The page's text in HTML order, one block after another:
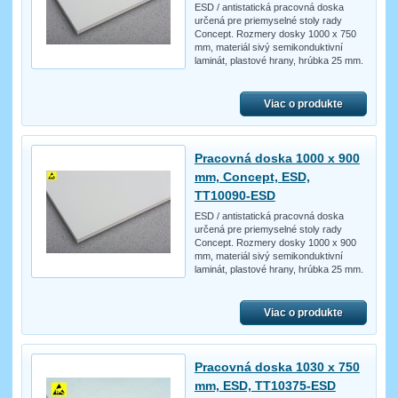
ESD / antistatická pracovná doska
určená pre priemyselné stoly rady
Concept. Rozmery dosky 1000 x 750
mm, materiál sivý semikonduktivní
laminát, plastové hrany, hrúbka 25 mm.
Viac o produkte
Pracovná doska 1000 x 900
mm, Concept, ESD,
TT10090-ESD
ESD / antistatická pracovná doska
určená pre priemyselné stoly rady
Concept. Rozmery dosky 1000 x 900
mm, materiál sivý semikonduktivní
laminát, plastové hrany, hrúbka 25 mm.
Viac o produkte
Pracovná doska 1030 x 750
mm, ESD, TT10375-ESD